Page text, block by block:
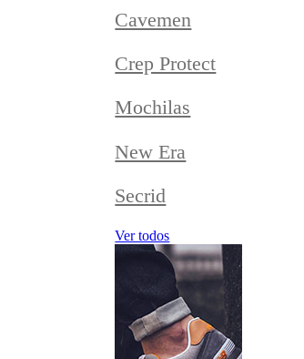
Cavemen
Crep Protect
Mochilas
New Era
Secrid
Ver todos